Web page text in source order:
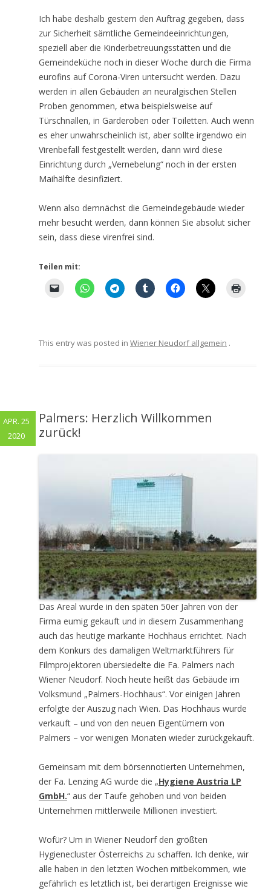
Ich habe deshalb gestern den Auftrag gegeben, dass
zur Sicherheit sämtliche Gemeindeeinrichtungen,
speziell aber die Kinderbetreuungsstätten und die
Gemeindeküche noch in dieser Woche durch die Firma
eurofins auf Corona-Viren untersucht werden. Dazu
werden in allen Gebäuden an neuralgischen Stellen
Proben genommen, etwa beispielsweise auf
Türschnallen, in Garderoben oder Toiletten. Auch wenn
es eher unwahrscheinlich ist, aber sollte irgendwo ein
Virenbefall festgestellt werden, dann wird diese
Einrichtung durch „Vernebelung“ noch in der ersten
Maihälfte desinfiziert.
Wenn also demnächst die Gemeindegebäude wieder
mehr besucht werden, dann können Sie absolut sicher
sein, dass diese virenfrei sind.
Teilen mit:
This entry was posted in Wiener Neudorf allgemein .
Palmers: Herzlich Willkommen
zurück!
Das Areal wurde in den späten 50er Jahren von der
Firma eumig gekauft und in diesem Zusammenhang
auch das heutige markante Hochhaus errichtet. Nach
dem Konkurs des damaligen Weltmarktführers für
Filmprojektoren übersiedelte die Fa. Palmers nach
Wiener Neudorf. Noch heute heißt das Gebäude im
Volksmund „Palmers-Hochhaus“. Vor einigen Jahren
erfolgte der Auszug nach Wien. Das Hochhaus wurde
verkauft – und von den neuen Eigentümern von
Palmers – vor wenigen Monaten wieder zurückgekauft.
Gemeinsam mit dem börsennotierten Unternehmen,
der Fa. Lenzing AG wurde die „Hygiene Austria LP
GmbH.“ aus der Taufe gehoben und von beiden
Unternehmen mittlerweile Millionen investiert.
Wofür? Um in Wiener Neudorf den größten
Hygienecluster Österreichs zu schaffen. Ich denke, wir
alle haben in den letzten Wochen mitbekommen, wie
gefährlich es letztlich ist, bei derartigen Ereignisse wie
APR. 25
2020